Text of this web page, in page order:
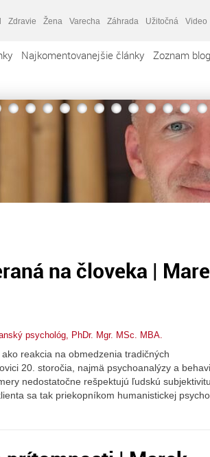
Zdravie Žena Varecha Záhrada Užitočná Video
Najkomentovanejšie články Zoznam
na človeka |
psychológ, PhDr. Mgr. MSc. MBA.
reakcia na obmedzenia tradičných
20. storočia, najmä psychoanalýzy a
nedostatočne rešpektujú ľudskú
sa tak priekopníkom humanistickej